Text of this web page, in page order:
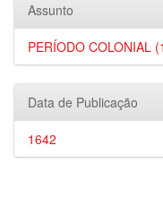
Assunto
PERÍODO COLONIAL
Data de Publicação
1642